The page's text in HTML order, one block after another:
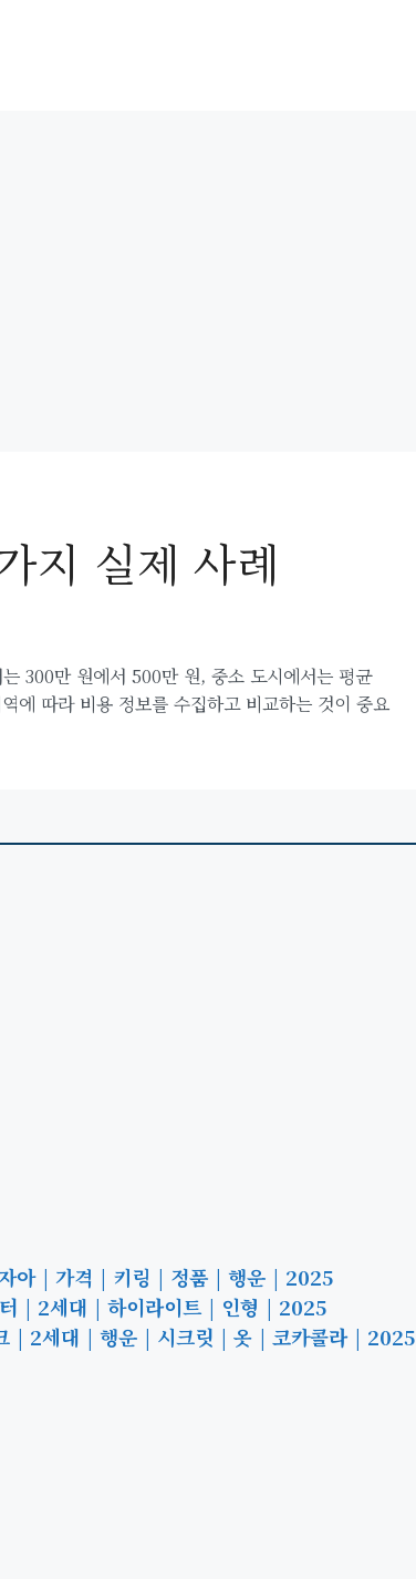
지 실제 사례
300만 원에서 500만 원, 중소 도시에서는 평균
에 따라 비용 정보를 수집하고 비교하는 것이 중요
아 | 가격 | 키링 | 정품 | 행운 | 2025
| 2세대 | 하이라이트 | 인형 | 2025
| 2세대 | 행운 | 시크릿 | 옷 | 코카콜라 | 2025